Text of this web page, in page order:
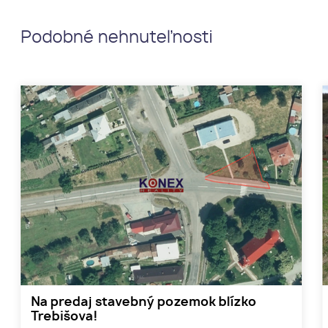
Podobné nehnuteľnosti
Na predaj stavebný pozemok blízko
Trebišova!